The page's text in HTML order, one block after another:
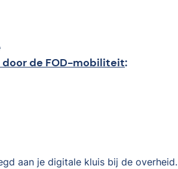
door de FOD-mobiliteit:
aan je digitale kluis bij de overheid.